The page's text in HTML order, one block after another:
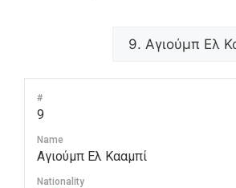
#
9
Name
Αγιούμπ Ελ Κααμπί
Nationality